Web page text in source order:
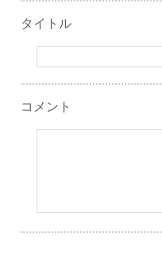
タイトル
コメント